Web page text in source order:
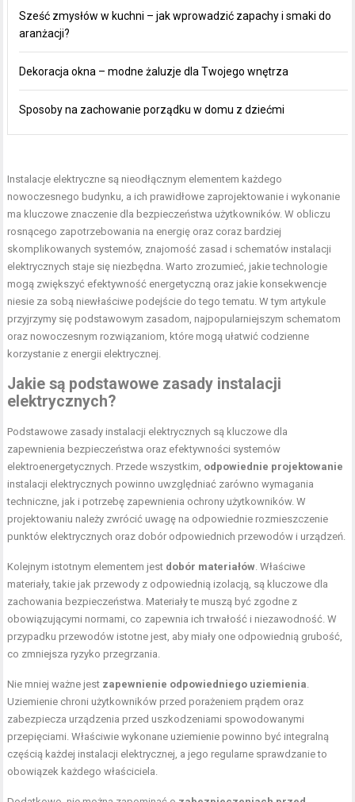
Sześć zmysłów w kuchni – jak wprowadzić zapachy i smaki do
aranżacji?
Dekoracja okna – modne żaluzje dla Twojego wnętrza
Sposoby na zachowanie porządku w domu z dziećmi
Instalacje elektryczne są nieodłącznym elementem każdego
nowoczesnego budynku, a ich prawidłowe zaprojektowanie i wykonanie
ma kluczowe znaczenie dla bezpieczeństwa użytkowników. W obliczu
rosnącego zapotrzebowania na energię oraz coraz bardziej
skomplikowanych systemów, znajomość zasad i schematów instalacji
elektrycznych staje się niezbędna. Warto zrozumieć, jakie technologie
mogą zwiększyć efektywność energetyczną oraz jakie konsekwencje
niesie za sobą niewłaściwe podejście do tego tematu. W tym artykule
przyjrzymy się podstawowym zasadom, najpopularniejszym schematom
oraz nowoczesnym rozwiązaniom, które mogą ułatwić codzienne
korzystanie z energii elektrycznej.
Jakie są podstawowe zasady instalacji
elektrycznych?
Podstawowe zasady instalacji elektrycznych są kluczowe dla
zapewnienia bezpieczeństwa oraz efektywności systemów
elektroenergetycznych. Przede wszystkim, odpowiednie projektowanie
instalacji elektrycznych powinno uwzględniać zarówno wymagania
techniczne, jak i potrzebę zapewnienia ochrony użytkowników. W
projektowaniu należy zwrócić uwagę na odpowiednie rozmieszczenie
punktów elektrycznych oraz dobór odpowiednich przewodów i urządzeń.
Kolejnym istotnym elementem jest dobór materiałów . Właściwe
materiały, takie jak przewody z odpowiednią izolacją, są kluczowe dla
zachowania bezpieczeństwa. Materiały te muszą być zgodne z
obowiązującymi normami, co zapewnia ich trwałość i niezawodność. W
przypadku przewodów istotne jest, aby miały one odpowiednią grubość,
co zmniejsza ryzyko przegrzania.
Nie mniej ważne jest zapewnienie odpowiedniego uziemienia
Uziemienie chroni użytkowników przed porażeniem prądem oraz
zabezpiecza urządzenia przed uszkodzeniami spowodowanymi
przepięciami. Właściwie wykonane uziemienie powinno być integralną
częścią każdej instalacji elektrycznej, a jego regularne sprawdzanie to
obowiązek każdego właściciela.